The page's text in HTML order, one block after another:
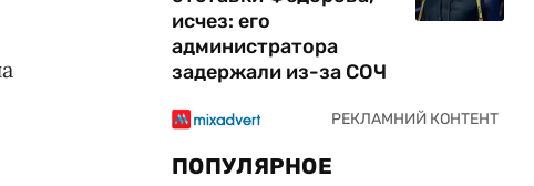
исчез: его
администратора
задержали из-за СОЧ
ПОПУЛЯРНОЕ